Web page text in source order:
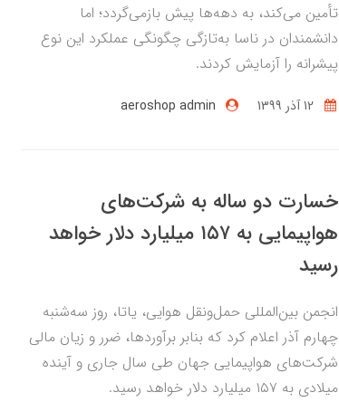
تأمین می‌کند، به دهه‌ها پیش بازمی‌گردد؛ اما
دانشمندان در ناسا به‌تازگی چگونگی عملکرد این نوع
پیشرانه را آزمایش کردند.
aeroshop admin
خسارت دو ساله به شرکت‌های
هواپیمایی به ۱۵۷ میلیارد دلار خواهد
رسید
انجمن بین‌المللی حمل‌ونقل هوایی، یاتا، روز سه‌شنبه
چهارم آذر اعلام کرد که بنابر برآوردها، ضرر و زیان مالی
شرکت‌های هواپیمایی جهان طی سال جاری و آینده
میلادی به ۱۵۷ میلیارد دلار خواهد رسید.